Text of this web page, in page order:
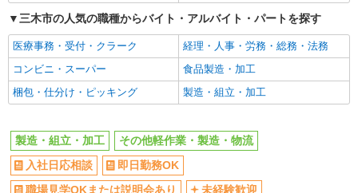
週払い
完全週休2日制
年間休日120日以上
土日祝休み
短期（3ヶ月以内）
平日のみ勤務OK
フルタイム歓迎
朝
昼
夕方
髪型・髪色自由
禁煙・分煙
食堂・売店あり
車通勤OK
バイク通勤OK
自転車通勤OK
三木市の人気の職種からバイト・アルバイト・パートを探す
医療事務・受付・クラーク
経理・人事・労務・総務・法務
コンビニ・スーパー
食品製造・加工
梱包・仕分け・ピッキング
製造・組立・加工
製造・組立・加工
その他軽作業・製造・物流
入社日応相談
即日勤務OK
職場見学OKまたは説明会あり
未経験歓迎